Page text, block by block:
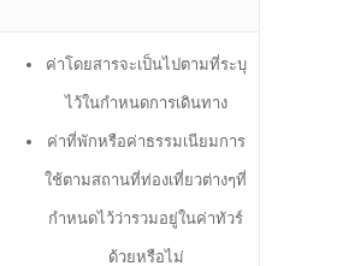
ค่าโดยสารจะเป็นไปตามที่ระบุ
ไว้ในกำหนดการเดินทาง
ค่าที่พักหรือค่าธรรมเนียมการ
ใช้ตามสถานที่ท่องเที่ยวต่างๆที่
กำหนดไว้ว่ารวมอยู่ในค่าทัวร์
ด้วยหรือไม่